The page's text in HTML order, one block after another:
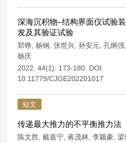
深海沉积物–结构界面仪试验
发及其验证试验
郑铮 杨钢 张世兴 孙安元 孔纲强
杨庆
2022, 44(1): 173-180. DOI:
10.11779/CJGE202201017
短文
传递最大推力的不平衡推力法
陈文胜 戴嘉宁 蒋茂林 李颖豪 梁